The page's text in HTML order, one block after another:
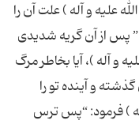
علیه و آله ) علت آن را
پس از آن گریه شدیدى
و آله )، آیا بخاطر مرگ
و آینده تو را
) فرمود: “پس ترس